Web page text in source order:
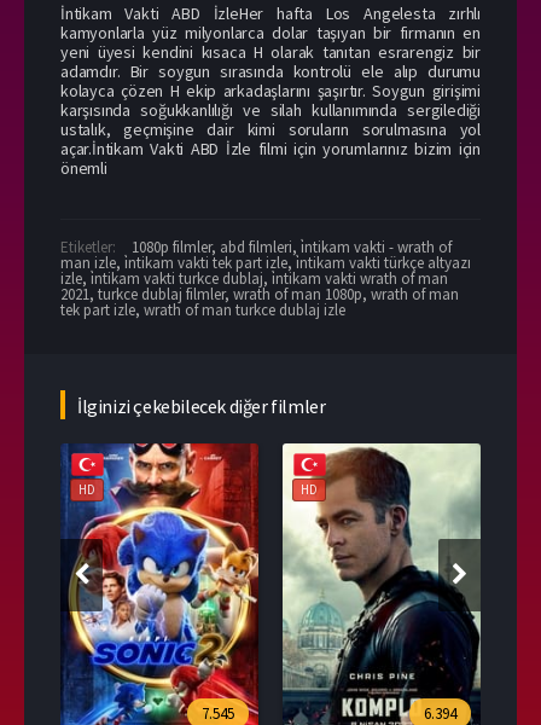
İntikam Vakti ABD İzleHer hafta Los Angelesta zırhlı
kamyonlarla yüz milyonlarca dolar taşıyan bir firmanın en
yeni üyesi kendini kısaca H olarak tanıtan esrarengiz bir
adamdır. Bir soygun sırasında kontrolü ele alıp durumu
kolayca çözen H ekip arkadaşlarını şaşırtır. Soygun girişimi
karşısında soğukkanlılığı ve silah kullanımında sergilediği
ustalık, geçmişine dair kimi soruların sorulmasına yol
açar.İntikam Vakti ABD İzle filmi için yorumlarınız bizim için
önemli
Etiketler: 1080p filmler, abd filmleri, i̇ntikam vakti - wrath of
man izle, i̇ntikam vakti tek part izle, i̇ntikam vakti türkçe altyazı
izle, i̇ntikam vakti turkce dublaj, i̇ntikam vakti wrath of man
2021, turkce dublaj filmler, wrath of man 1080p, wrath of man
tek part izle, wrath of man turkce dublaj izle
İlginizi çekebilecek diğer filmler
HD
7.545
HD
6.394